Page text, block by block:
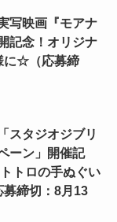
写映画『モアナ
記念！オリジナ
に☆（応募締
スタジオジブリ
ーン」開催記
トロの手ぬぐい
締切：8月13